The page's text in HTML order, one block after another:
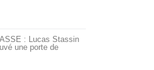
: Lucas Stassin
une porte de